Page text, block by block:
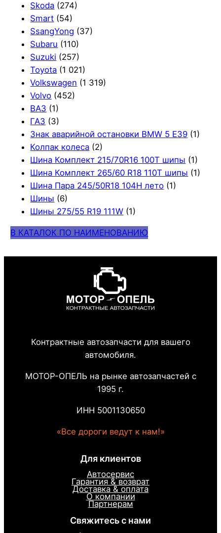
Skoda (274)
Smart (54)
SsangYong (37)
Subaru (110)
Suzuki (257)
Toyota (1 021)
Volkswagen (1 319)
Volvo (452)
ВАЗ (1)
ГАЗ (3)
Знак аварийной остановки BMW 5 E39 (1)
Колпак колеса (2)
Шина Комплект 215/70R16 100T шипы (1)
Шина Комплект 265/60 R18 110T шипы (1)
Шина Пара 245/50R18 104H лето (1)
Шины (6)
Шины 275/55 R19 111W (1)
В КАТАЛОК ПО НАИМЕНОВАНИЮ
Контрактные автозапчасти для вашего
автомобиля.
МОТОР-ОПЕЛЬ на рынке автозапчастей с
1995 г.
ИНН 5001130650
«Все дороги ведут к нам!»
Для клиентов
Автосервис
Гарантия & возврат
Доставка & оплата
О компании
Партнерам
Свяжитесь с нами